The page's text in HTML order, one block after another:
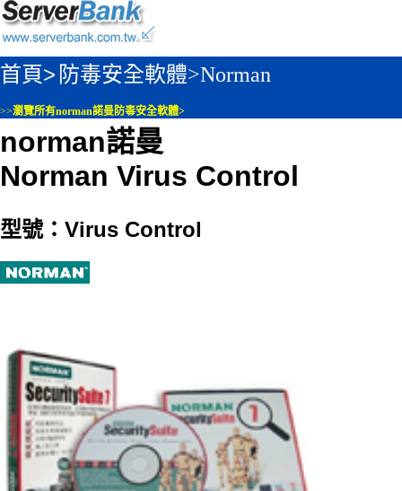
首頁> 防毒安全軟體>Norman
>>瀏覽所有norman諾曼防毒安全軟體>
norman諾曼
Norman Virus Control
型號：Virus Control